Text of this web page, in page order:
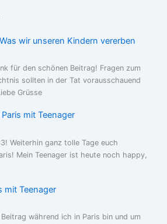
Was wir unseren Kindern vererben
für den schönen Beitrag! Fragen zum
sollten in der Tat vorausschauend
Grüsse
Paris mit Teenager
Weiterhin ganz tolle Tage euch
Mein Teenager ist heute noch happy,
mit Teenager
Beitrag während ich in Paris bin und um